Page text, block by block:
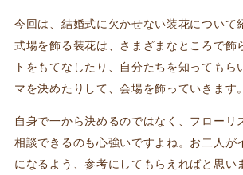
今回は、結婚式に欠かせない装花について
式場を飾る装花は、さまざまなところで飾
トをもてなしたり、自分たちを知ってもら
マを決めたりして、会場を飾っていきます。
自身で一から決めるのではなく、フローリ
相談できるのも心強いですよね。お二人が
になるよう、参考にしてもらえればと思い